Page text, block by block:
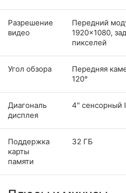
Разрешение
видео
Передний
1920×1080,
пикселей
Угол обзора
Передняя
120°
Диагональ
дисплея
4" сенсорный
Поддержка
карты
памяти
32 ГБ